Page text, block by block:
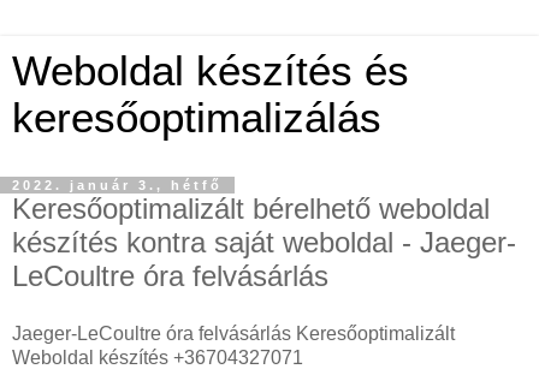
Weboldal készítés és
keresőoptimalizálás
2022. január 3., hétfő
Keresőoptimalizált bérelhető weboldal
készítés kontra saját weboldal - Jaeger-
LeCoultre óra felvásárlás
Jaeger-LeCoultre óra felvásárlás Keresőoptimalizált
Weboldal készítés +36704327071